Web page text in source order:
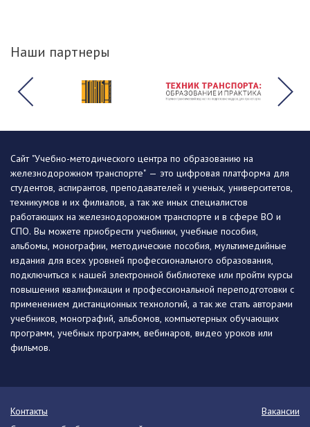
Наши партнеры
Сайт "Учебно-методического центра по образованию на
железнодорожном транспорте" — это цифровая платформа для
студентов, аспирантов, преподавателей и ученых, университетов,
техникумов и их филиалов, а так же иных специалистов
работающих на железнодорожном транспорте и в сфере ВО и
СПО. Вы можете приобрести учебники, учебные пособия,
альбомы, монографии, методические пособия, мультимедийные
издания для всех уровней профессионального образования,
подключиться к нашей электронной библиотеке или пройти курсы
повышения квалификации и профессиональной переподготовки с
применением дистанционных технологий, а так же стать авторами
учебников, монографий, альбомов, компьютерных обучающих
программ, учебных программ, вебинаров, видео уроков или
фильмов.
Контакты
Вакансии